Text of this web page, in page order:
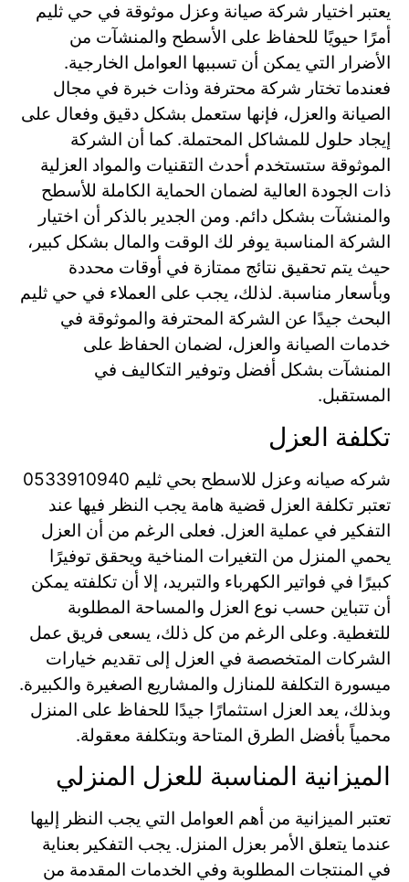
يعتبر اختيار شركة صيانة وعزل موثوقة في حي ثليم
أمرًا حيويًا للحفاظ على الأسطح والمنشآت من
الأضرار التي يمكن أن تسببها العوامل الخارجية.
فعندما تختار شركة محترفة وذات خبرة في مجال
الصيانة والعزل، فإنها ستعمل بشكل دقيق وفعال على
إيجاد حلول للمشاكل المحتملة. كما أن الشركة
الموثوقة ستستخدم أحدث التقنيات والمواد العزلية
ذات الجودة العالية لضمان الحماية الكاملة للأسطح
والمنشآت بشكل دائم. ومن الجدير بالذكر أن اختيار
الشركة المناسبة يوفر لك الوقت والمال بشكل كبير،
حيث يتم تحقيق نتائج ممتازة في أوقات محددة
وبأسعار مناسبة. لذلك، يجب على العملاء في حي ثليم
البحث جيدًا عن الشركة المحترفة والموثوقة في
خدمات الصيانة والعزل، لضمان الحفاظ على
المنشآت بشكل أفضل وتوفير التكاليف في
المستقبل.
تكلفة العزل
شركه صيانه وعزل للاسطح بحي ثليم 0533910940
تعتبر تكلفة العزل قضية هامة يجب النظر فيها عند
التفكير في عملية العزل. فعلى الرغم من أن العزل
يحمي المنزل من التغيرات المناخية ويحقق توفيرًا
كبيرًا في فواتير الكهرباء والتبريد، إلا أن تكلفته يمكن
أن تتباين حسب نوع العزل والمساحة المطلوبة
للتغطية. وعلى الرغم من كل ذلك، يسعى فريق عمل
الشركات المتخصصة في العزل إلى تقديم خيارات
ميسورة التكلفة للمنازل والمشاريع الصغيرة والكبيرة.
وبذلك، يعد العزل استثمارًا جيدًا للحفاظ على المنزل
محمياً بأفضل الطرق المتاحة وبتكلفة معقولة.
الميزانية المناسبة للعزل المنزلي
تعتبر الميزانية من أهم العوامل التي يجب النظر إليها
عندما يتعلق الأمر بعزل المنزل. يجب التفكير بعناية
في المنتجات المطلوبة وفي الخدمات المقدمة من